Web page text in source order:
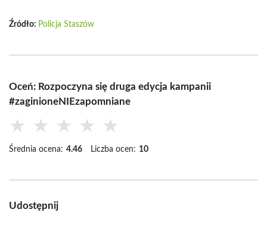
Źródło: Policja Staszów
Oceń: Rozpoczyna się druga edycja kampanii
#zaginioneNIEzapomniane
★ ★ ★ ★ ★
Średnia ocena: 4.46 Liczba ocen: 10
Udostępnij